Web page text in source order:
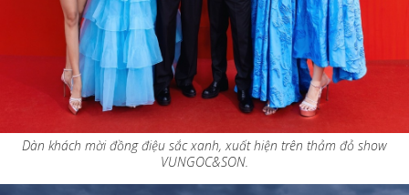
Dàn khách mời đồng điệu sắc xanh, xuất hiện trên thảm đỏ show
VUNGOC&SON.